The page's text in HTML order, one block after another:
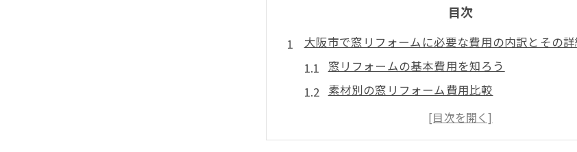
目次
大阪市で窓リフォームに必要な費用の内訳とその
窓リフォームの基本費用を知ろう
素材別の窓リフォーム費用比較
施工費用に含まれるものとは？
追加費用の可能性と対策